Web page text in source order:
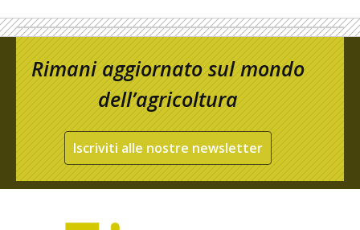
Rimani aggiornato sul mondo
dell’agricoltura
Iscriviti alle nostre newsletter